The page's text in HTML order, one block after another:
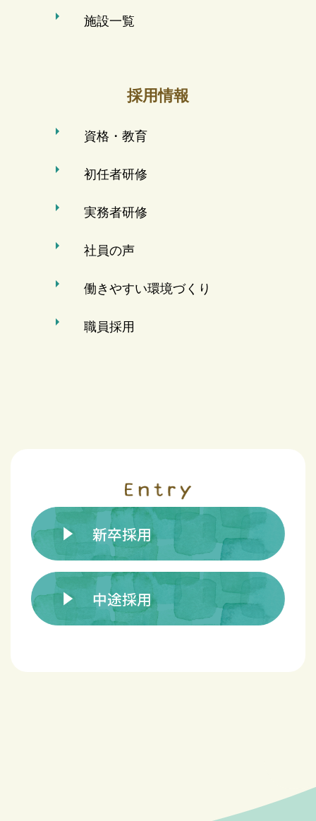
施設一覧
採用情報
資格・教育
初任者研修
実務者研修
社員の声
働きやすい環境づくり
職員採用